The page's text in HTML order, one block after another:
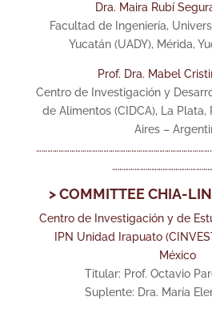
Dra. Maira Rubí
Facultad de Ingeniería,
Yucatán (UADY), Mérida,
Prof. Dra. Mabel
Centro de Investigación y
de Alimentos (CIDCA), La Plata,
Aires –
> COMMITTEE CHIA-
Centro de Investigación y de
IPN Unidad Irapuato
México
Titular: Prof. Octavio
Suplente: Dra. María